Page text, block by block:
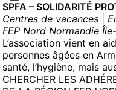
SPFA – SOLIDARITÉ
Centres de vacances
FEP Nord Normandie
L’association vient en
personnes âgées en
santé, l’hygiène, mais
CHERCHER LES